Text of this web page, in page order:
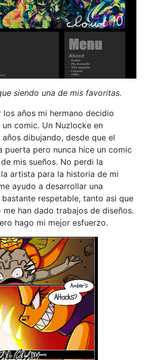
siendo una de mis favoritas.
los años mi hermano decidio
comic. Un Nuzlocke en
dibujando, desde que el
puerta pero nunca hice un comic
mis sueños. No perdi la
artista para la historia de mi
ayudo a desarrollar una
respetable, tanto asi que
han dado trabajos de diseños.
hago mi mejor esfuerzo.